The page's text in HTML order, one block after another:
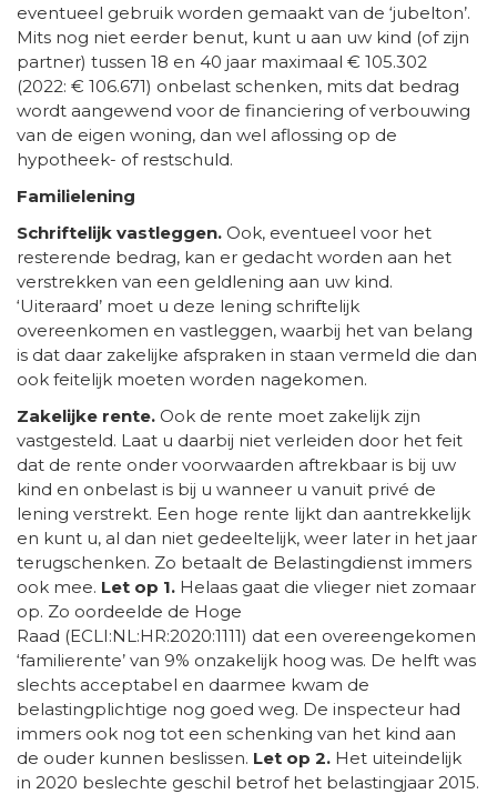
eventueel gebruik worden gemaakt van de ‘jubelton’.
Mits nog niet eerder benut, kunt u aan uw kind (of zijn
partner) tussen 18 en 40 jaar maximaal € 105.302
(2022: € 106.671) onbelast schenken, mits dat bedrag
wordt aangewend voor de financiering of verbouwing
van de eigen woning, dan wel aflossing op de
hypotheek- of restschuld.
Familielening
Schriftelijk vastleggen. Ook, eventueel voor het
resterende bedrag, kan er gedacht worden aan het
verstrekken van een geldlening aan uw kind.
‘Uiteraard’ moet u deze lening schriftelijk
overeenkomen en vastleggen, waarbij het van belang
is dat daar zakelijke afspraken in staan vermeld die dan
ook feitelijk moeten worden nagekomen.
Zakelijke rente. Ook de rente moet zakelijk zijn
vastgesteld. Laat u daarbij niet verleiden door het feit
dat de rente onder voorwaarden aftrekbaar is bij uw
kind en onbelast is bij u wanneer u vanuit privé de
lening verstrekt. Een hoge rente lijkt dan aantrekkelijk
en kunt u, al dan niet gedeeltelijk, weer later in het jaar
terugschenken. Zo betaalt de Belastingdienst immers
ook mee. Let op 1. Helaas gaat die vlieger niet zomaar
op. Zo oordeelde de Hoge
Raad (ECLI:NL:HR:2020:1111) dat een overeengekomen
‘familierente’ van 9% onzakelijk hoog was. De helft was
slechts acceptabel en daarmee kwam de
belastingplichtige nog goed weg. De inspecteur had
immers ook nog tot een schenking van het kind aan
de ouder kunnen beslissen. Let op 2. Het uiteindelijk
in 2020 beslechte geschil betrof het belastingjaar 2015.